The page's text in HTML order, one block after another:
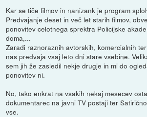
Kar se tiče filmov in nanizank je program
Predvajanje deset in več let starih filmov,
ponovitev celotnega sprektra Policijske
doma,...
Zaradi raznoraznih avtorskih, komercialnih
nas predvaja vsaj leto dni stare vsebine.
sem jih že zasledil nekje drugje in mi do
ponovitev ni.
No, tako enkrat na vsakih nekaj mesecev
dokumentarec na javni TV postaji ter
vse.